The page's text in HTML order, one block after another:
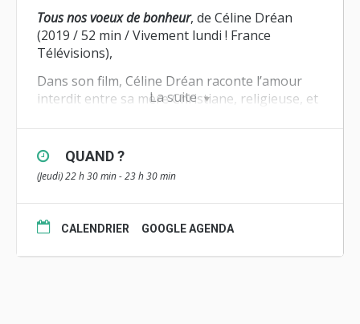
La suite
Tous nos voeux de bonheur, de Céline Dréan
(2019 / 52 min / Vivement lundi ! France
Télévisions),
Dans son film, Céline Dréan raconte l’amour
interdit entre sa mère Christiane, religieuse, et
sont mariés dans une chapelle, au petit matin,
sans témoins. Dans l’album photo, des images
grises, sans robe de mariée ni le traditionnel
baiser. A contre-courant de la société d’après
Mai-68, ce mariage était pourtant leur
révolution. »
QUAND ?
(Jeudi) 22 h 30 min - 23 h 30 min
CALENDRIER GOOGLE AGENDA